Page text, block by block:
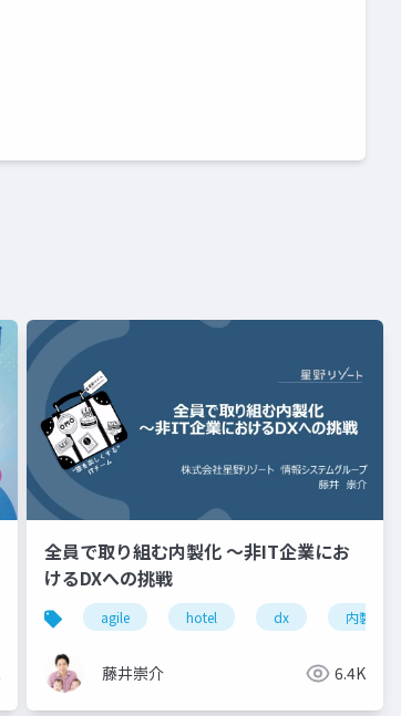
hotel
全員で取り組む内製化 ～非IT企業にお
けるDXへの挑戦
agile hotel dx 内製化
藤井崇介 6.4K